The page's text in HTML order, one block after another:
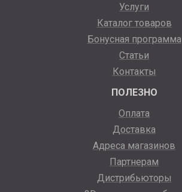
Услуги
Каталог товаров
Бонусная программа
Статьи
Контакты
ПОЛЕЗНО
Оплата
Доставка
Адреса магазинов
Партнерам
Дистрибьюторы